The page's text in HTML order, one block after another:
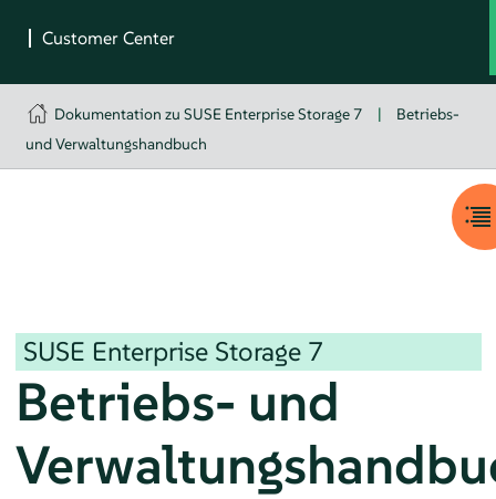
Dokumentation zu SUSE Enterprise Storage 7 |
Betriebs-
und Verwaltungshandbuch
SUSE Enterprise Storage 7
Betriebs- und